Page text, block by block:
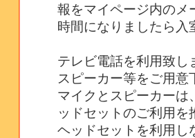
報をマイページ内のメ
時間になりましたら入
テレビ電話を利用致し
スピーカー等をご用意
マイクとスピーカーは
ッドセットのご利用を
ヘッドセットを利用し